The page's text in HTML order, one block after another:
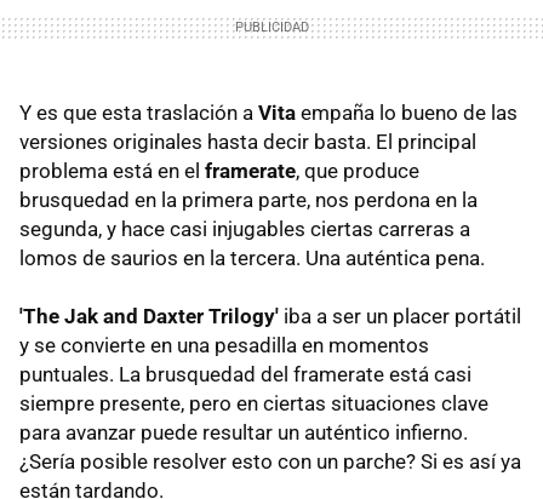
Y es que esta traslación a Vita empaña lo bueno de las
versiones originales hasta decir basta. El principal
problema está en el framerate, que produce
brusquedad en la primera parte, nos perdona en la
segunda, y hace casi injugables ciertas carreras a
lomos de saurios en la tercera. Una auténtica pena.
'The Jak and Daxter Trilogy' iba a ser un placer portátil
y se convierte en una pesadilla en momentos
puntuales. La brusquedad del framerate está casi
siempre presente, pero en ciertas situaciones clave
para avanzar puede resultar un auténtico infierno.
¿Sería posible resolver esto con un parche? Si es así ya
están tardando.